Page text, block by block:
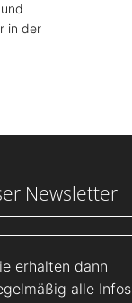
in der
Newsletter
erhalten dann
alle